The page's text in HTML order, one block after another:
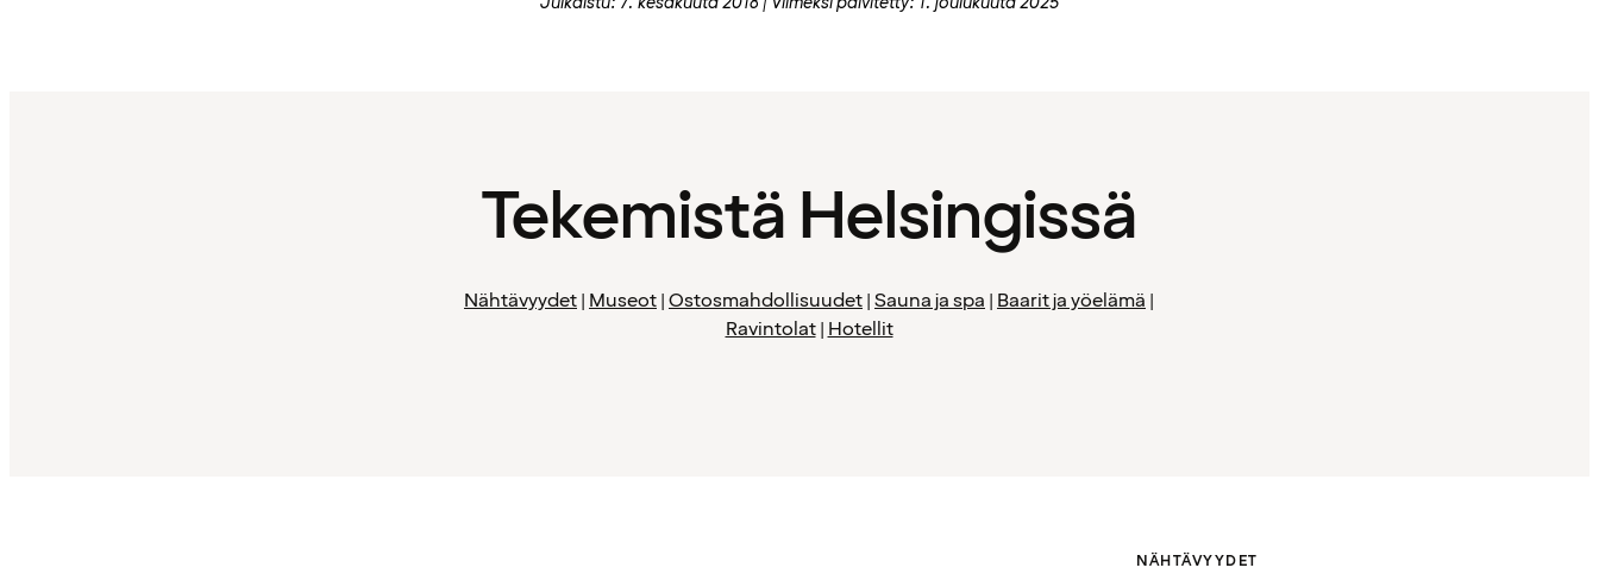
Tekemistä Helsingissä
Nähtävyydet| Museot|Ostosmahdollisuudet|Sauna ja spa | Baarit ja yöelämä |
Ravintolat| Hotellit
NÄHTÄVYYDET